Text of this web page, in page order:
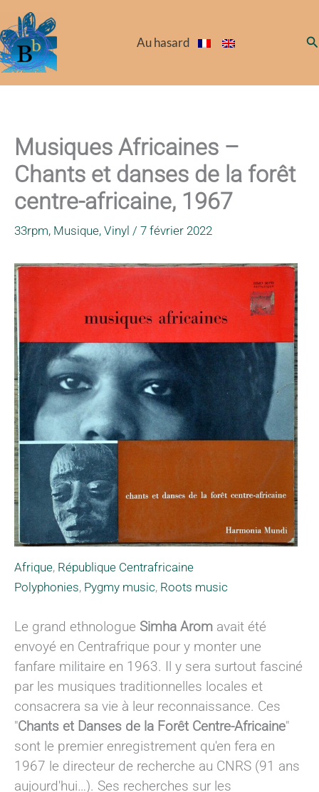
au
contenu
Au hasard
Musiques Africaines –
Chants et danses de la forêt
centre-africaine, 1967
33rpm, Musique, Vinyl / 7 février 2022
Afrique, République Centrafricaine
Polyphonies, Pygmy music, Roots music
Le grand ethnologue Simha Arom avait été
envoyé en Centrafrique pour y monter une
fanfare militaire en 1963. Il y sera surtout fasciné
par les musiques traditionnelles locales et
consacrera sa vie à leur reconnaissance. Ces
"Chants et Danses de la Forêt Centre-Africaine"
sont le premier enregistrement qu'en fera en
1967 le directeur de recherche au CNRS (91 ans
aujourd'hui…). Ses recherches sur les